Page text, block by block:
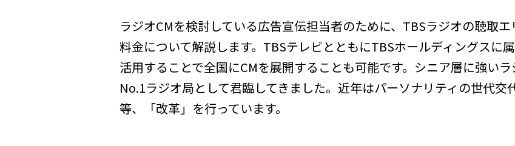
ラジオCMを検討している広告宣伝担当者のために、TBSラジオの聴取
料金について解説します。TBSテレビとともにTBSホールディングスに
活用することで全国にCMを展開することも可能です。シニア層に強い
No.1ラジオ局として君臨してきました。近年はパーソナリティの世代
等、「改革」を行っています。